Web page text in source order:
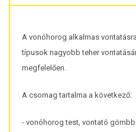
A vonóhorog alkalmas
típusok nagyobb teher
megfelelően.
A csomag tartalma a következő:
- vonóhorog test, vontató